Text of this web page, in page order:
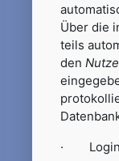
Über die
teils
den
· Login-